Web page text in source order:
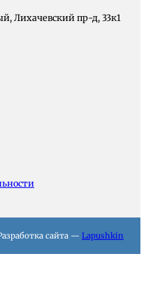
Лихачевский пр-д, 33к1
сайта — Lapushkin